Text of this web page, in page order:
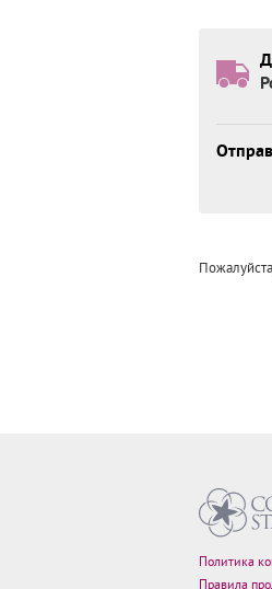
Политика
Правила